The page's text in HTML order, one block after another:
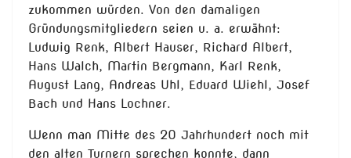
zukommen würden. Von den damaligen
Gründungsmitgliedern seien u. a. erwähnt:
Ludwig Renk, Albert Hauser, Richard Albert,
Hans Walch, Martin Bergmann, Karl Renk,
August Lang, Andreas Uhl, Eduard Wiehl, Josef
Bach und Hans Lochner.
Wenn man Mitte des 20 Jahrhundert noch mit
den alten Turnern sprechen konnte, dann